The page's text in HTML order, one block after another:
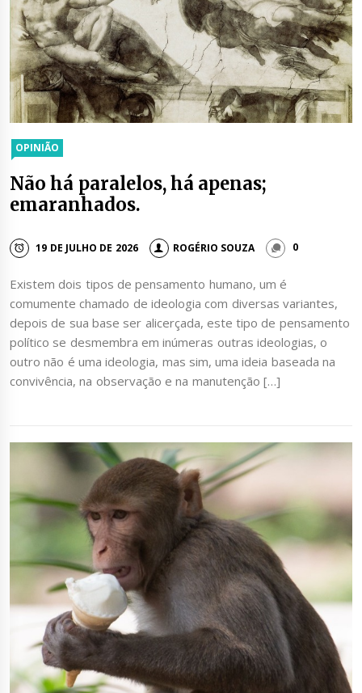
OPINIÃO
Não há paralelos, há apenas;
emaranhados.
19 DE JULHO DE 2026 ROGÉRIO SOUZA 0
Existem dois tipos de pensamento humano, um é
comumente chamado de ideologia com diversas variantes,
depois de sua base ser alicerçada, este tipo de pensamento
político se desmembra em inúmeras outras ideologias, o
outro não é uma ideologia, mas sim, uma ideia baseada na
convivência, na observação e na manutenção […]